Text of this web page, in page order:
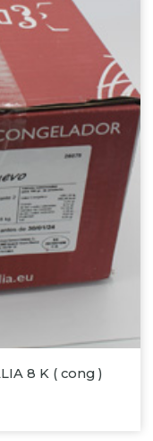
8 K ( cong )